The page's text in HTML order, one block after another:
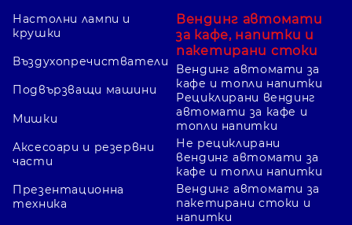
Настолни лампи и
крушки
Въздухопречистватели
Подвързващи машини
Мишки
Аксесоари и резервни
части
Презентационна
техника
Вендинг автомати
за кафе, напитки и
пакетирани стоки
Вендинг автомати за
кафе и топли напитки
Рециклирани вендинг
автомати за кафе и
топли напитки
Не рециклирани
вендинг автомати за
кафе и топли напитки
Вендинг автомати за
пакетирани стоки и
напитки